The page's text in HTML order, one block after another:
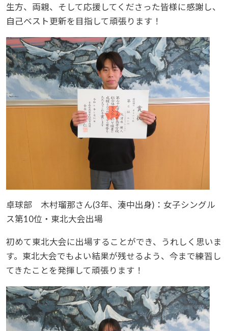
生方、両親、そして応援してくださった皆様に感謝し、
自己ベスト更新を目指して頑張ります！
卓球部 木村瑠那さん(3年、湊中出身)：女子シングル
ス第10位・東北大会出場
初めて東北大会に出場することができ、うれしく思いま
す。東北大会でもよい結果が残せるよう、今まで練習し
てきたことを発揮して頑張ります！